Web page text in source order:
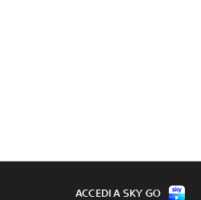
ACCEDI A SKY GO